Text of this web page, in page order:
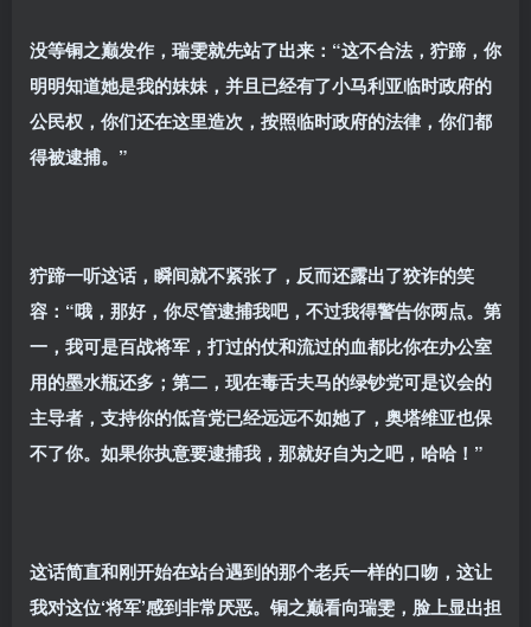
没等铜之巅发作，瑞雯就先站了出来：“这不合法，狞蹄，你
明明知道她是我的妹妹，并且已经有了小马利亚临时政府的
公民权，你们还在这里造次，按照临时政府的法律，你们都
得被逮捕。”
狞蹄一听这话，瞬间就不紧张了，反而还露出了狡诈的笑
容：“哦，那好，你尽管逮捕我吧，不过我得警告你两点。第
一，我可是百战将军，打过的仗和流过的血都比你在办公室
用的墨水瓶还多；第二，现在毒舌夫马的绿钞党可是议会的
主导者，支持你的低音党已经远远不如她了，奥塔维亚也保
不了你。如果你执意要逮捕我，那就好自为之吧，哈哈！”
这话简直和刚开始在站台遇到的那个老兵一样的口吻，这让
我对这位‘将军’感到非常厌恶。铜之巅看向瑞雯，脸上显出担